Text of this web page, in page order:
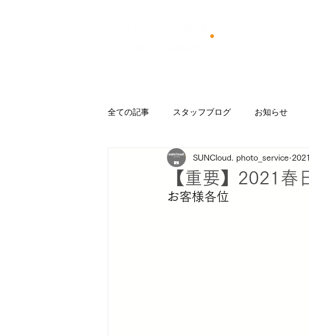
全ての記事 スタッフブログ お知らせ
CAMP 日記 フォトベビマ
【重要】2021春
SUNCloud. photo_service
お客様各位